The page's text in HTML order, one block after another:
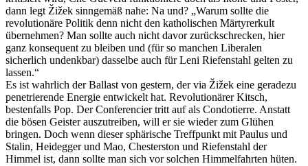
dann legt Žižek sinngemäß nahe: Na und? „Warum sollte die
revolutionäre Politik denn nicht den katholischen Märtyrerkult
übernehmen? Man sollte auch nicht davor zurückschrecken, hier
ganz konsequent zu bleiben und (für so manchen Liberalen
sicherlich undenkbar) dasselbe auch für Leni Riefenstahl gelten zu
lassen.“
Es ist wahrlich der Ballast von gestern, der via Žižek eine geradezu
penetrierende Energie entwickelt hat. Revolutionärer Kitsch,
bestenfalls Pop. Der Conferencier tritt auf als Condotierre. Anstatt
die bösen Geister auszutreiben, will er sie wieder zum Glühen
bringen. Doch wenn dieser sphärische Treffpunkt mit Paulus und
Stalin, Heidegger und Mao, Chesterston und Riefenstahl der
Himmel ist, dann sollte man sich vor solchen Himmelfahrten hüten.